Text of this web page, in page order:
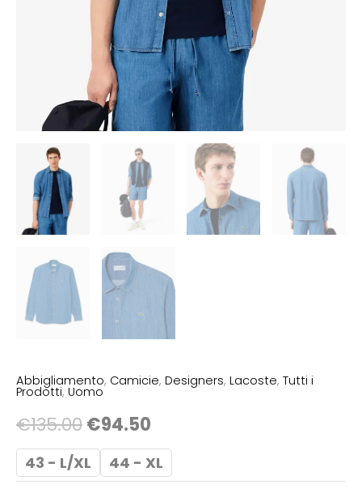
Abbigliamento, Camicie, Designers, Lacoste, Tutti i
Prodotti, Uomo
€135.00€94.50
43 - L/XL 44 - XL